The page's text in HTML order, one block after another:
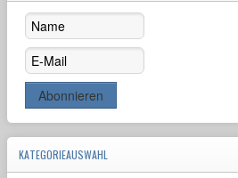
KATEGORIEAUSWAHL